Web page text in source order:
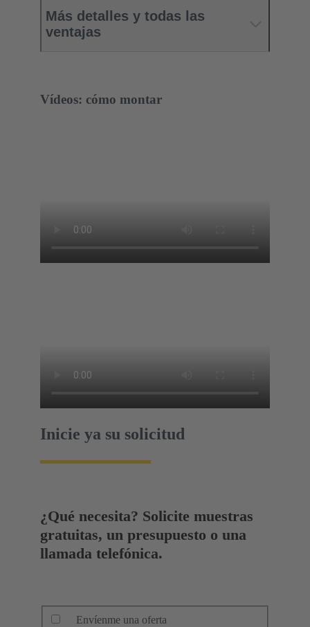
Más detalles y todas las
ventajas
Vídeos: cómo montar
Inicie ya su solicitud
¿Qué necesita? Solicite muestras
gratuitas, un presupuesto o una
llamada telefónica.
Envíenme una oferta